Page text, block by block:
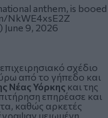
anthem, is booed
NkWE4xsE2Z
June 9, 2026
σχέδιο
από το γήπεδο και
Νέας Υόρκης και της
επηρέασε και
καθώς αρκετές
μειωμένη